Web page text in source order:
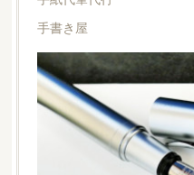
手書き屋